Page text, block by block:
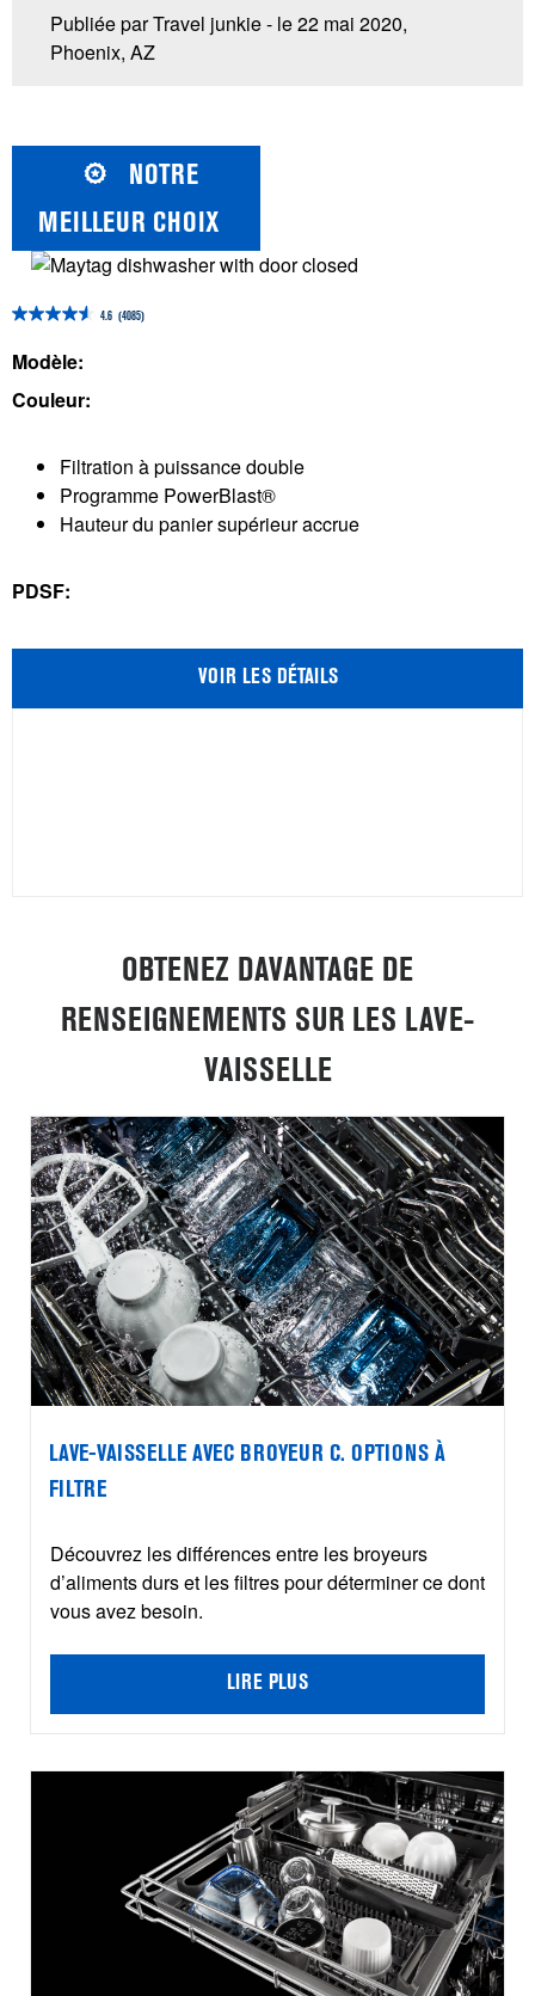
Publiée par Travel junkie - le 22 mai 2020,
Phoenix, AZ
NOTRE
MEILLEUR CHOIX
4.6 (4085)
4.6
étoile(s)
5.
évaluations
Modèle:
Couleur:
Filtration à puissance double
Programme PowerBlast®
Hauteur du panier supérieur accrue
PDSF:
VOIR LES DÉTAILS
OBTENEZ DAVANTAGE DE
RENSEIGNEMENTS SUR LES LAVE-
VAISSELLE
LAVE-VAISSELLE AVEC BROYEUR C. OPTIONS À
FILTRE
Découvrez les différences entre les broyeurs
d’aliments durs et les filtres pour déterminer ce dont
vous avez besoin.
LIRE PLUS